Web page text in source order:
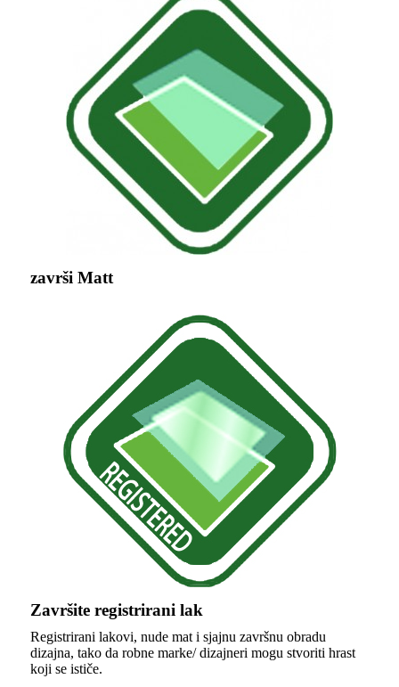
završi Matt
Završite registrirani lak
Registrirani lakovi, nude mat i sjajnu završnu obradu
dizajna, tako da robne marke/ dizajneri mogu stvoriti hrast
koji se ističe.